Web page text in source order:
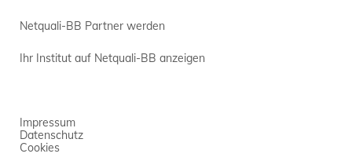
Netquali-BB Partner werden
Ihr Institut auf Netquali-BB anzeigen
Impressum
Datenschutz
Cookies